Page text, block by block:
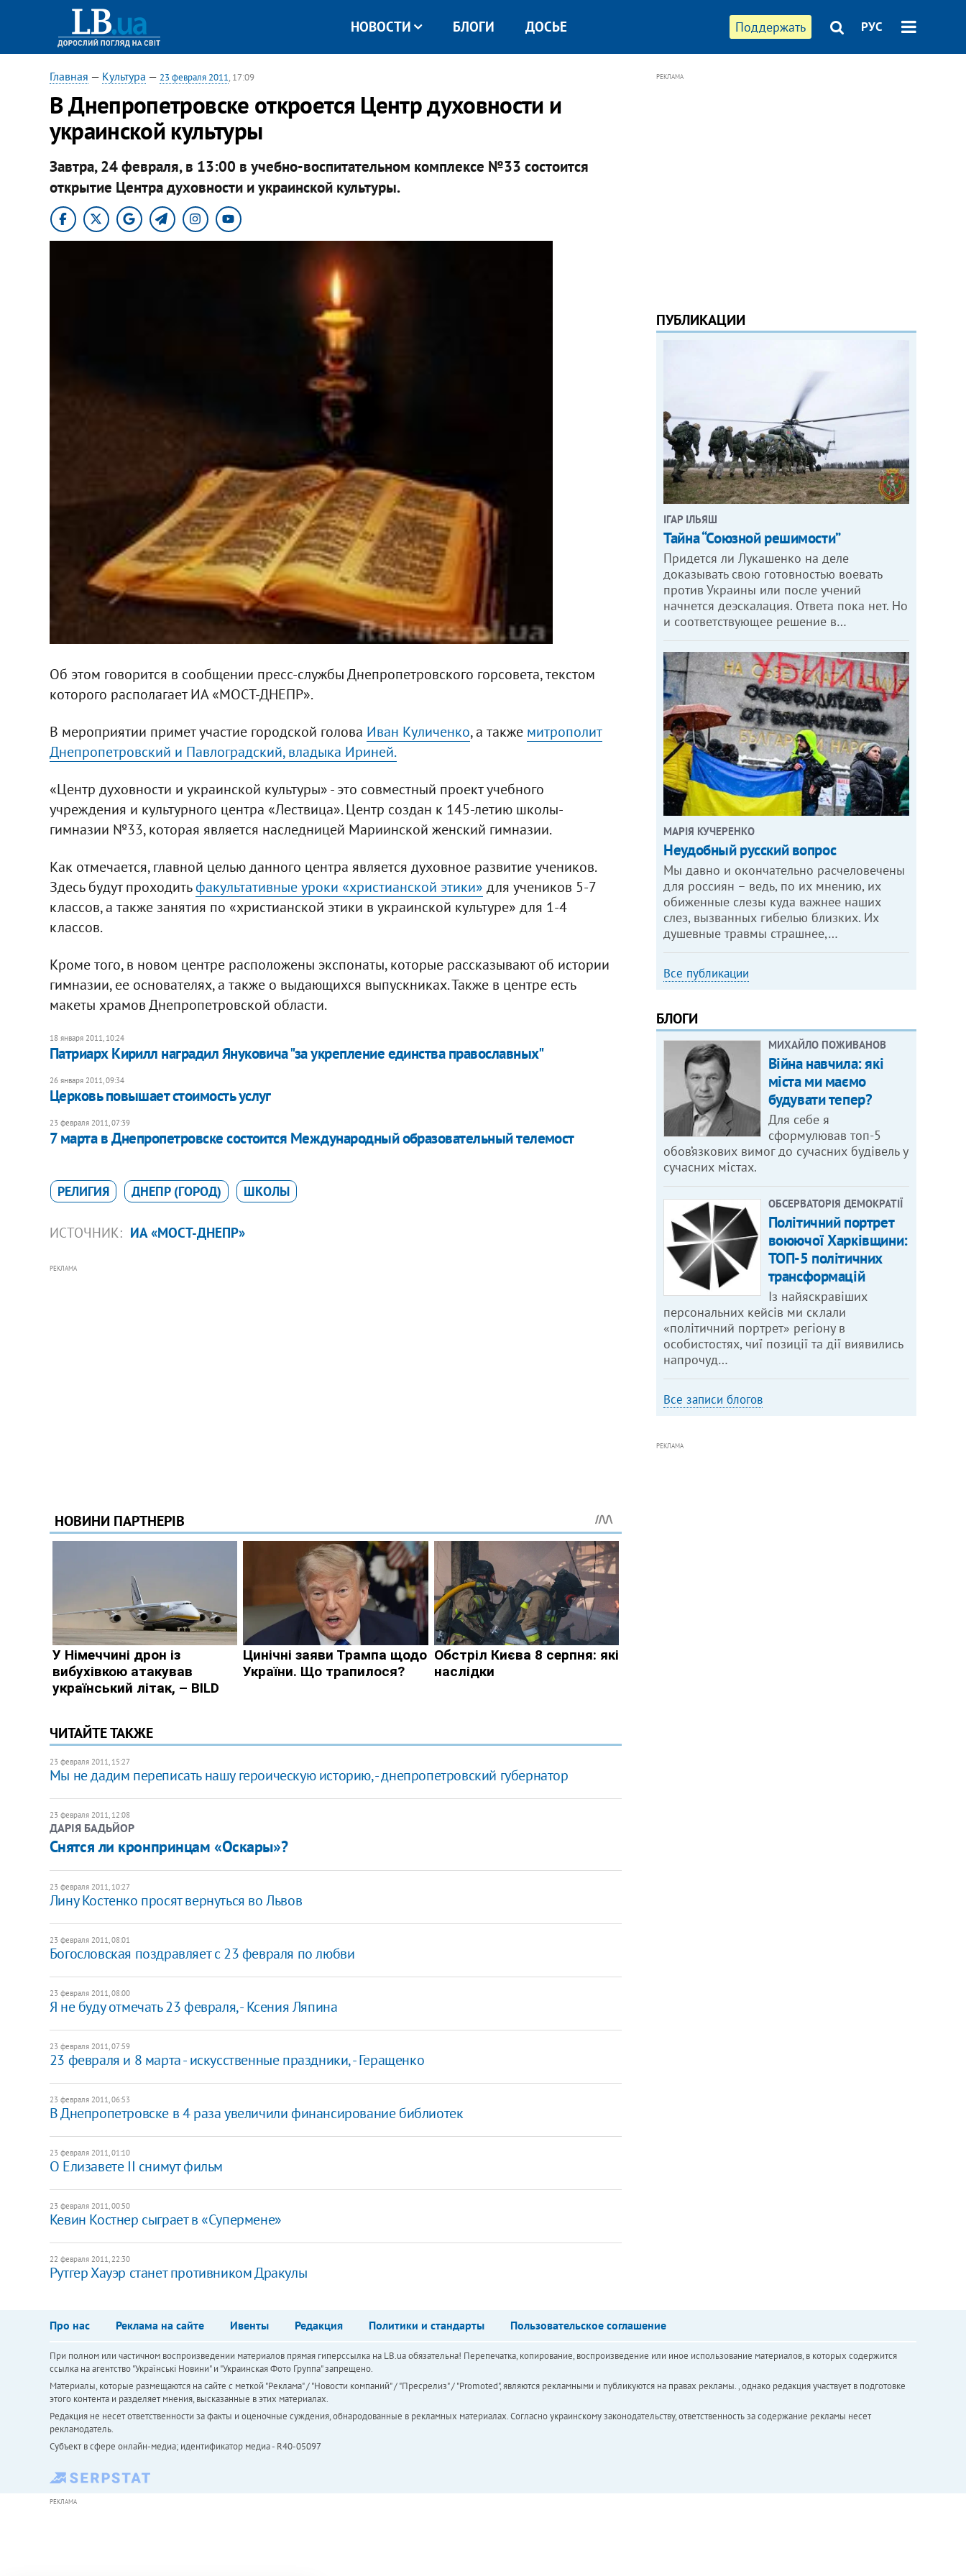
Поддержать РУС
НОВОСТИ БЛОГИ ДОСЬЕ
Главная — Культура — 23 февраля 2011, 17:09
В Днепропетровске откроется Центр духовности и
украинской культуры
Завтра, 24 февраля, в 13:00 в учебно-воспитательном комплексе №33 состоится
открытие Центра духовности и украинской культуры.
Об этом говорится в сообщении пресс-службы Днепропетровского горсовета, текстом
которого располагает ИА «МОСТ-ДНЕПР».
В мероприятии примет участие городской голова Иван Куличенко, а также митрополит
Днепропетровский и Павлоградский, владыка Ириней.
«Центр духовности и украинской культуры» - это совместный проект учебного
учреждения и культурного центра «Лествица». Центр создан к 145-летию школы-
гимназии №33, которая является наследницей Мариинской женский гимназии.
Как отмечается, главной целью данного центра является духовное развитие учеников.
Здесь будут проходитьфакультативные уроки «христианской этики» для учеников 5-7
классов, а также занятия по «христианской этики в украинской культуре» для 1-4
классов.
Кроме того, в новом центре расположены экспонаты, которые рассказывают об истории
гимназии, ее основателях, а также о выдающихся выпускниках. Также в центре есть
макеты храмов Днепропетровской области.
18 января 2011, 10:24
Патриарх Кирилл наградил Януковича "за укрепление единства православных"
26 января 2011, 09:34
Церковь повышает стоимость услуг
23 февраля 2011, 07:39
7 марта в Днепропетровске состоится Международный образовательный телемост
РЕЛИГИЯ ДНЕПР (ГОРОД) ШКОЛЫ
ИСТОЧНИК: ИА «МОСТ-ДНЕПР»
РЕКЛАМА
ЧИТАЙТЕ ТАКЖЕ
23 февраля 2011, 15:27
Мы не дадим переписать нашу героическую историю, - днепропетровский губернатор
23 февраля 2011, 12:08
ДАРІЯ БАДЬЙОР
Снятся ли кронпринцам «Оскары»?
23 февраля 2011, 10:27
Лину Костенко просят вернуться во Львов
23 февраля 2011, 08:01
Богословская поздравляет с 23 февраля по любви
23 февраля 2011, 08:00
Я не буду отмечать 23 февраля, - Ксения Ляпина
23 февраля 2011, 07:59
23 февраля и 8 марта - искусственные праздники, - Геращенко
23 февраля 2011, 06:53
В Днепропетровске в 4 раза увеличили финансирование библиотек
23 февраля 2011, 01:10
О Елизавете II снимут фильм
23 февраля 2011, 00:50
Кевин Костнер сыграет в «Супермене»
22 февраля 2011, 22:30
Рутгер Хауэр станет противником Дракулы
РЕКЛАМА
ПУБЛИКАЦИИ
ІГАР ІЛЬЯШ
Тайна “Союзной решимости”
Придется ли Лукашенко на деле
доказывать свою готовностью воевать
против Украины или после учений
начнется деэскалация. Ответа пока нет. Но
и соответствующее решение в…
МАРІЯ КУЧЕРЕНКО
​Неудобный русский вопрос
Мы давно и окончательно расчеловечены
для россиян – ведь, по их мнению, их
обиженные слезы куда важнее наших
слез, вызванных гибелью близких. Их
душевные травмы страшнее,…
Все публикации
БЛОГИ
МИХАЙЛО ПОЖИВАНОВ
Війна навчила: які
міста ми маємо
будувати тепер?
Для себе я
сформулював топ-5
обов’язкових вимог до сучасних будівель у
сучасних містах.
ОБСЕРВАТОРІЯ ДЕМОКРАТІЇ
Політичний портрет
воюючої Харківщини:
ТОП-5 політичних
трансформацій
Із найяскравіших
персональних кейсів ми склали
«політичний портрет» регіону в
особистостях, чиї позиції та дії виявились
напрочуд…
Все записи блогов
РЕКЛАМА
Про нас Реклама на сайте Ивенты Редакция Политики и стандарты Пользовательское соглашение
При полном или частичном воспроизведении материалов прямая гиперссылка на LB.ua обязательна! Перепечатка, копирование, воспроизведение или иное использование материалов, в которых содержится
ссылка на агентство "Українськi Новини" и "Украинская Фото Группа" запрещено.
Материалы, которые размещаются на сайте с меткой "Реклама" / "Новости компаний" / "Пресрелиз" / "Promoted", являются рекламными и публикуются на правах рекламы. , однако редакция участвует в подготовке
этого контента и разделяет мнения, высказанные в этих материалах.
Редакция не несет ответственности за факты и оценочные суждения, обнародованные в рекламных материалах. Согласно украинскому законодательству, ответственность за содержание рекламы несет
рекламодатель.
Субъект в сфере онлайн-медиа; идентификатор медиа - R40-05097
РЕКЛАМА